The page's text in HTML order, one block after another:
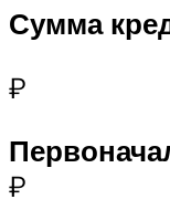
Сумма
₽
₽